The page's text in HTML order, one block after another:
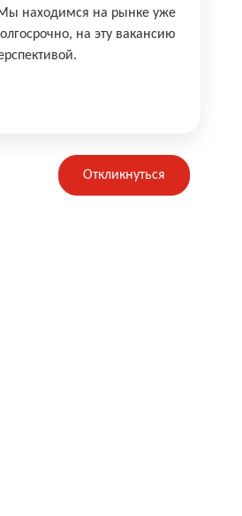
находимся на рынке уже
на эту вакансию
Откликнуться